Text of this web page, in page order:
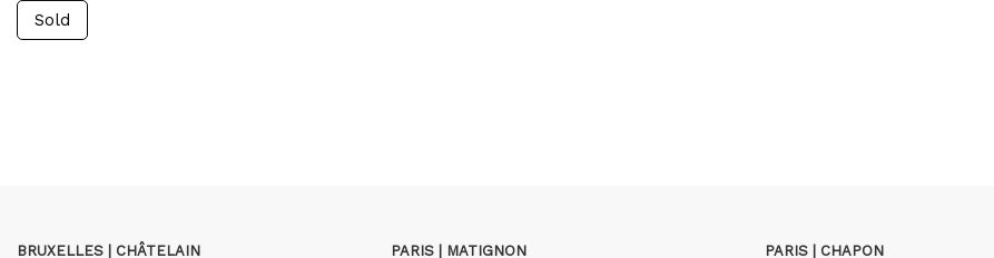
Sold
BRUXELLES | CHÂTELAIN PARIS | MATIGNON PARIS | CHAPON